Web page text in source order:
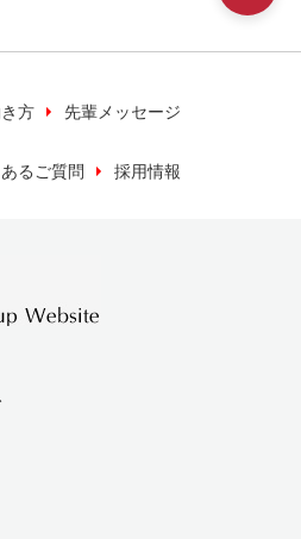
人情報について、正当な
。
いて
かつ適切に管理するよう
行います。
方 先輩メッセージ
るご質問 採用情報